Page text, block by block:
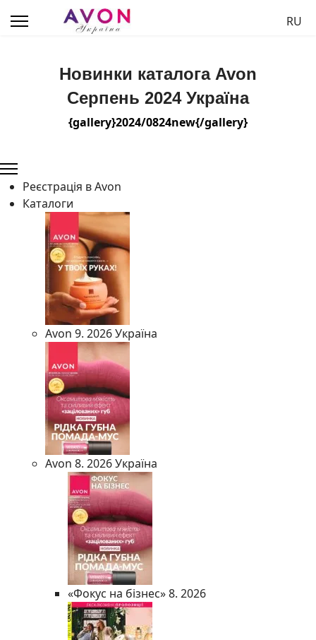
RU
Новинки каталога Avon
Серпень 2024 Україна
{gallery}2024/0824new{/gallery}
Реєстрація в Avon
Каталоги
Avon 9. 2026 Україна
Avon 8. 2026 Україна
«Фокус на бізнес» 8. 2026